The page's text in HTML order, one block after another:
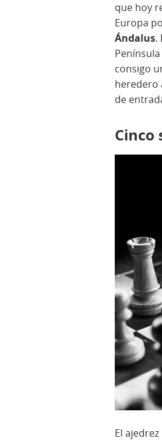
que hoy
Europa
Ándalus.
consigo
heredero
de
Cinco
El